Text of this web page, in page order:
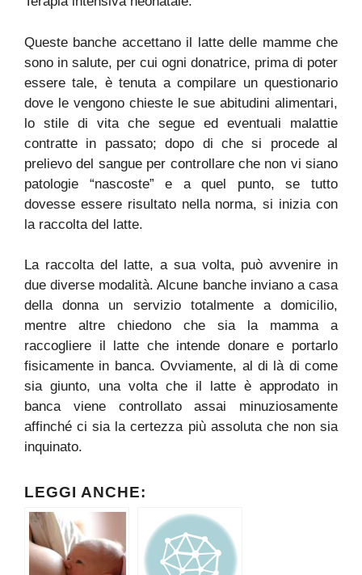
Queste banche accettano il latte delle mamme che
sono in salute, per cui ogni donatrice, prima di poter
essere tale, è tenuta a compilare un questionario
dove le vengono chieste le sue abitudini alimentari,
lo stile di vita che segue ed eventuali malattie
contratte in passato; dopo di che si procede al
prelievo del sangue per controllare che non vi siano
patologie “nascoste” e a quel punto, se tutto
dovesse essere risultato nella norma, si inizia con
la raccolta del latte.
La raccolta del latte, a sua volta, può avvenire in
due diverse modalità. Alcune banche inviano a casa
della donna un servizio totalmente a domicilio,
mentre altre chiedono che sia la mamma a
raccogliere il latte che intende donare e portarlo
fisicamente in banca. Ovviamente, al di là di come
sia giunto, una volta che il latte è approdato in
banca viene controllato assai minuziosamente
affinché ci sia la certezza più assoluta che non sia
inquinato.
LEGGI ANCHE: